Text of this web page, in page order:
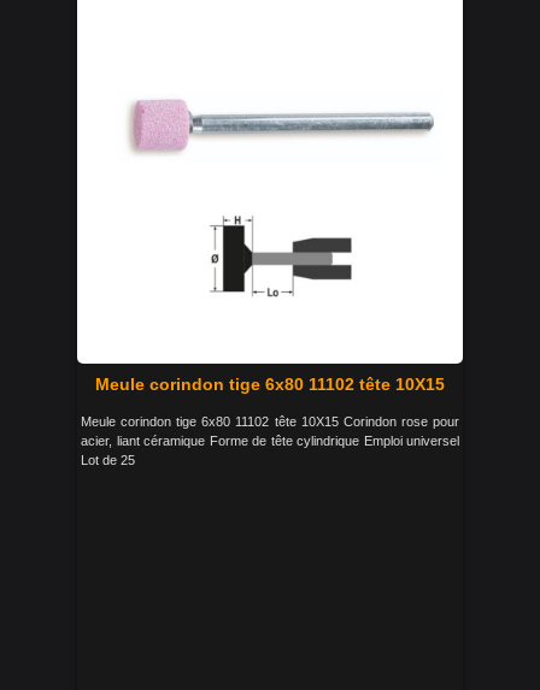
Meule corindon tige 6x80 11102 tête 10X15
Meule corindon tige 6x80 11102 tête 10X15 Corindon rose pour
acier, liant céramique Forme de tête cylindrique Emploi universel
Lot de 25